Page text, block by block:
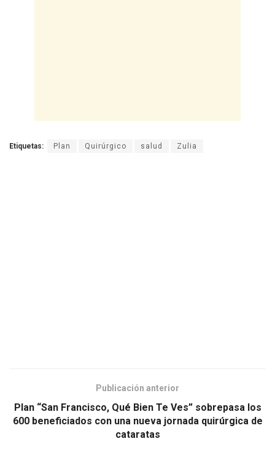
Etiquetas: Plan Quirúrgico salud Zulia
Publicación anterior
Plan “San Francisco, Qué Bien Te Ves” sobrepasa los
600 beneficiados con una nueva jornada quirúrgica de
cataratas